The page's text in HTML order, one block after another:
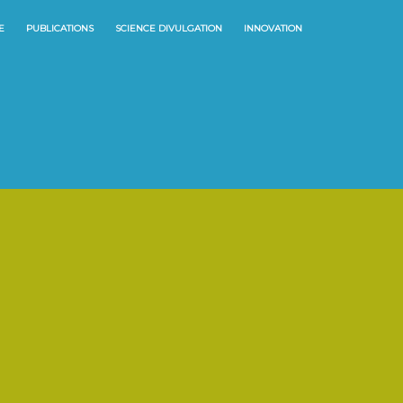
PUBLICATIONS SCIENCE DIVULGATION INNOVATION